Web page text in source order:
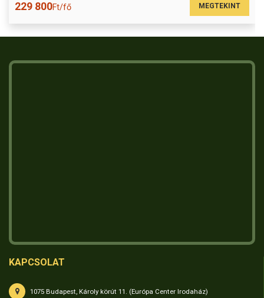
229 800Ft/fő MEGTEKINT
KAPCSOLAT
1075 Budapest, Károly körút 11. (Európa Center Irodaház)